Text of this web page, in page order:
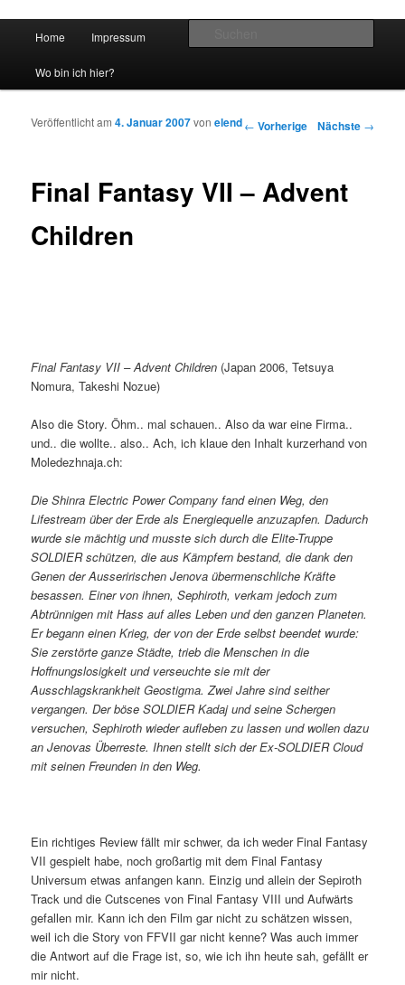
vidgames.de
Zum Inhalt wechseln
Zum sekundären Inhalt wechseln
Home Impressum
Wo bin ich hier?
Artikelnavigation
← Vorherige Nächste →
Final Fantasy VII – Advent
Children
Veröffentlicht am4. Januar 2007vonelend
Final Fantasy VII – Advent Children (Japan 2006, Tetsuya
Nomura, Takeshi Nozue)
Also die Story. Öhm.. mal schauen.. Also da war eine Firma..
und.. die wollte.. also.. Ach, ich klaue den Inhalt kurzerhand von
Moledezhnaja.ch:
Die Shinra Electric Power Company fand einen Weg, den
Lifestream über der Erde als Energiequelle anzuzapfen. Dadurch
wurde sie mächtig und musste sich durch die Elite-Truppe
SOLDIER schützen, die aus Kämpfern bestand, die dank den
Genen der Ausseririschen Jenova übermenschliche Kräfte
besassen. Einer von ihnen, Sephiroth, verkam jedoch zum
Abtrünnigen mit Hass auf alles Leben und den ganzen Planeten.
Er begann einen Krieg, der von der Erde selbst beendet wurde:
Sie zerstörte ganze Städte, trieb die Menschen in die
Hoffnungslosigkeit und verseuchte sie mit der
Ausschlagskrankheit Geostigma. Zwei Jahre sind seither
vergangen. Der böse SOLDIER Kadaj und seine Schergen
versuchen, Sephiroth wieder aufleben zu lassen und wollen dazu
an Jenovas Überreste. Ihnen stellt sich der Ex-SOLDIER Cloud
mit seinen Freunden in den Weg.
Ein richtiges Review fällt mir schwer, da ich weder Final Fantasy
VII gespielt habe, noch großartig mit dem Final Fantasy
Universum etwas anfangen kann. Einzig und allein der Sepiroth
Track und die Cutscenes von Final Fantasy VIII und Aufwärts
gefallen mir. Kann ich den Film gar nicht zu schätzen wissen,
weil ich die Story von FFVII gar nicht kenne? Was auch immer
die Antwort auf die Frage ist, so, wie ich ihn heute sah, gefällt er
mir nicht.